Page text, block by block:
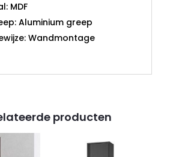
MDF
Aluminium greep
Wandmontage
producten